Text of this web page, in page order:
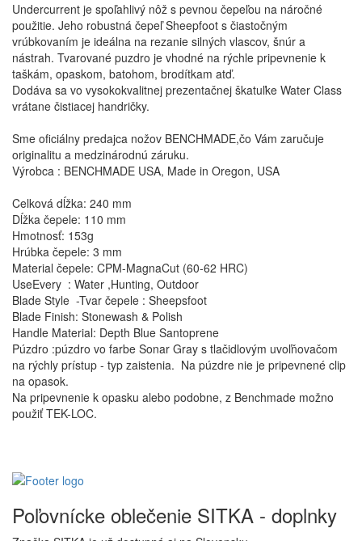
Undercurrent je spoľahlivý nôž s pevnou čepeľou na náročné
použitie. Jeho robustná čepeľ Sheepfoot s čiastočným
vrúbkovaním je ideálna na rezanie silných vlascov, šnúr a
nástrah. Tvarované puzdro je vhodné na rýchle pripevnenie k
taškám, opaskom, batohom, brodítkam atď.
Dodáva sa vo vysokokvalitnej prezentačnej škatuľke Water Class
vrátane čistiacej handričky.
Sme oficiálny predajca nožov BENCHMADE,čo Vám zaručuje
originalitu a medzinárodnú záruku.
Výrobca : BENCHMADE USA, Made in Oregon, USA
Celková dĺžka: 240 mm
Dĺžka čepele: 110 mm
Hmotnosť: 153g
Hrúbka čepele: 3 mm
Material čepele: CPM-MagnaCut (60-62 HRC)
UseEvery : Water ,Hunting, Outdoor
Blade Style -Tvar čepele : Sheepsfoot
Blade Finish: Stonewash & Polish
Handle Material: Depth Blue Santoprene
Púzdro :púzdro vo farbe Sonar Gray s tlačidlovým uvoľňovačom
na rýchly prístup - typ zaistenia. Na púzdre nie je pripevnené clip
na opasok.
Na pripevnenie k opasku alebo podobne, z Benchmade možno
použiť TEK-LOC.
Poľovnícke oblečenie SITKA - doplnky